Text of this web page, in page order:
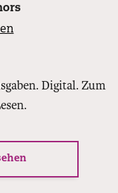
Digital. Zum